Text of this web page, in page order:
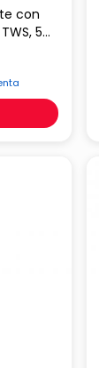
con
5W,